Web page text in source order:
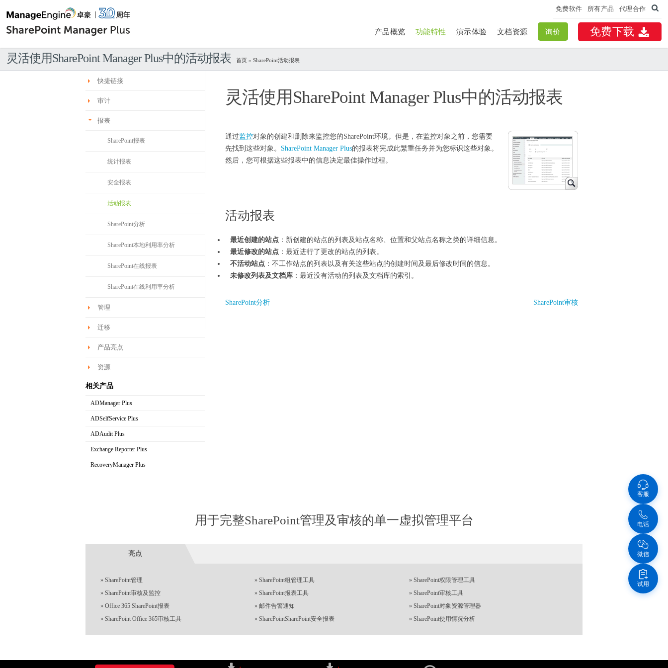
免费软件 所有产品 代理合作
免费下载
产品概览 功能特性 演示体验 文档资源 询价
灵活使用SharePoint Manager Plus中的活动报表 首页 » SharePoint活动报表
快捷链接
审计
报表
SharePoint报表
统计报表
安全报表
活动报表
SharePoint分析
SharePoint本地利用率分析
SharePoint在线报表
SharePoint在线利用率分析
管理
迁移
产品亮点
资源
相关产品
ADManager Plus
ADSelfService Plus
ADAudit Plus
Exchange Reporter Plus
RecoveryManager Plus
灵活使用SharePoint Manager Plus中的活动报表
通过监控对象的创建和删除来监控您的SharePoint环境。但是，在监控对象之前，您需要
先找到这些对象。 SharePoint Manager Plus的报表将完成此繁重任务并为您标识这些对象。
然后，您可根据这些报表中的信息决定最佳操作过程。
活动报表
最近创建的站点 ：新创建的站点的列表及站点名称、位置和父站点名称之类的详细信息。
最近修改的站点 ：最近进行了更改的站点的列表。
不活动站点 ：不工作站点的列表以及有关这些站点的创建时间及最后修改时间的信息。
未修改列表及文档库 ：最近没有活动的列表及文档库的索引。
SharePoint分析 SharePoint审核
用于完整SharePoint管理及审核的单一虚拟管理平台
亮点
» SharePoint管理
» SharePoint审核及监控
» Office 365 SharePoint报表
» SharePoint Office 365审核工具
»SharePoint组管理工具
»SharePoint报表工具
»邮件告警通知
»SharePointSharePoint安全报表
» SharePoint权限管理工具
» SharePoint审核工具
» SharePoint对象资源管理器
» SharePoint使用情况分析
客服
电话
微信
试用